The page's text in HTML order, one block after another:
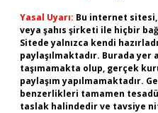
Yasal Uyarı: Bu internet
veya şahıs şirketi ile hiçbir
Sitede yalnızca kendi
paylaşılmaktadır. Burada
taşımamakta olup, gerçek
paylaşım yapılmamaktadır.
benzerlikleri tamamen
taslak halindedir ve tavsiye